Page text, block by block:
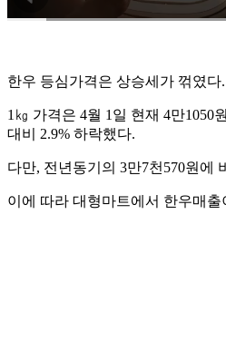
한우 등심가격은 상승세가 꺾였다.
1㎏ 가격은 4월 1일 현재 4만1050
대비 2.9% 하락했다.
다만, 전년동기의 3만7천570원에
이에 따라 대형마트에서 한우매출